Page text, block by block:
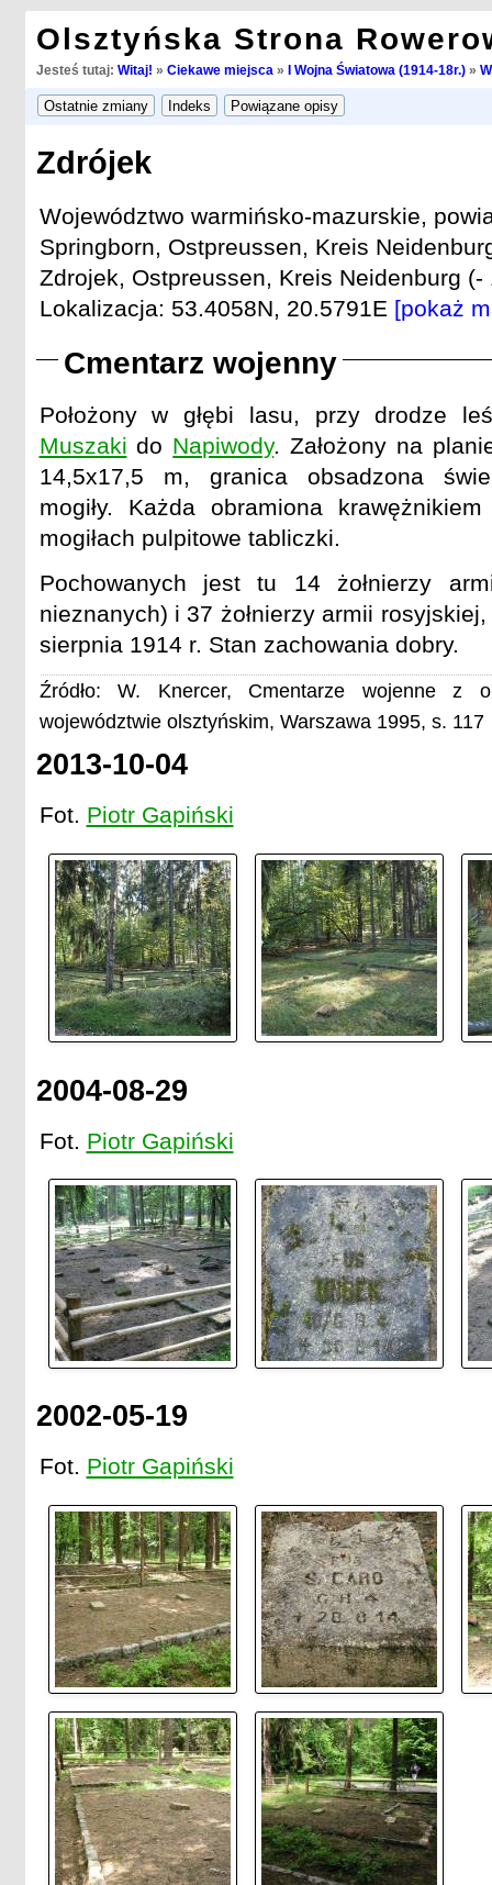
Olsztyńska Strona
Jesteś tutaj: Witaj! » Ciekawe miejsca » I Wojna Światowa (1914-18r.)»
Zdrójek
Województwo warmińsko-mazurskie,
Springborn, Ostpreussen, Kreis
Zdrojek, Ostpreussen, Kreis Neidenburg (-
Lokalizacja: 53.4058N, 20.5791E [pokaż
Cmentarz wojenny
Położony w głębi lasu, przy drodze
Muszaki do Napiwody. Założony na
14,5x17,5 m, granica obsadzona
mogiły. Każda obramiona
mogiłach pulpitowe tabliczki.
Pochowanych jest tu 14 żołnierzy
nieznanych) i 37 żołnierzy armii
sierpnia 1914 r. Stan zachowania dobry.
Źródło: W. Knercer, Cmentarze wojenne z
województwie olsztyńskim, Warszawa 1995, s. 117
2013-10-04
Fot. Piotr Gapiński
2004-08-29
Fot. Piotr Gapiński
2002-05-19
Fot. Piotr Gapiński